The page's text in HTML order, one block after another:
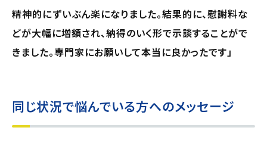
精神的にずいぶん楽になりました。結果的に、慰謝料な
どが大幅に増額され、納得のいく形で示談することがで
きました。専門家にお願いして本当に良かったです」
同じ状況で悩んでいる方へのメッセージ